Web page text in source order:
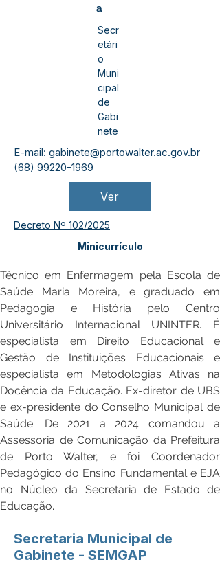
a
Secr
etári
o
Muni
cipal
de
Gabi
nete
E-mail: gabinete@portowalter.ac.gov.br
(68) 99220-1969
Ver
Decreto Nº 102/2025
Minicurrículo
Técnico em Enfermagem pela Escola de
Saúde Maria Moreira, e graduado em
Pedagogia e História pelo Centro
Universitário Internacional UNINTER. É
especialista em Direito Educacional e
Gestão de Instituições Educacionais e
especialista em Metodologias Ativas na
Docência da Educação. Ex-diretor de UBS
e ex-presidente do Conselho Municipal de
Saúde. De 2021 a 2024 comandou a
Assessoria de Comunicação da Prefeitura
de Porto Walter, e foi Coordenador
Pedagógico do Ensino Fundamental e EJA
no Núcleo da Secretaria de Estado de
Educação.
Secretaria Municipal de
Gabinete - SEMGAP